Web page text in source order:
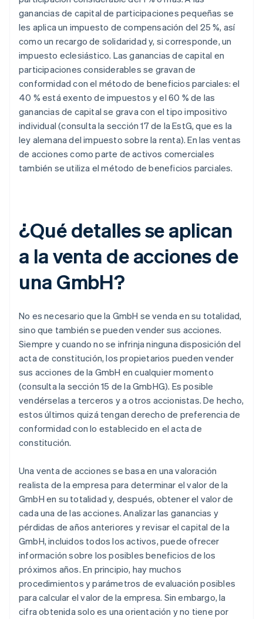
ganancias de capital de participaciones pequeñas se
les aplica un impuesto de compensación del 25 %, así
como un recargo de solidaridad y, si corresponde, un
impuesto eclesiástico. Las ganancias de capital en
participaciones considerables se gravan de
conformidad con el método de beneficios parciales: el
40 % está exento de impuestos y el 60 % de las
ganancias de capital se grava con el tipo impositivo
individual (consulta la sección 17 de la EstG, que es la
ley alemana del impuesto sobre la renta). En las ventas
de acciones como parte de activos comerciales
también se utiliza el método de beneficios parciales.
¿Qué detalles se aplican
a la venta de acciones de
una GmbH?
No es necesario que la GmbH se venda en su totalidad,
sino que también se pueden vender sus acciones.
Siempre y cuando no se infrinja ninguna disposición del
acta de constitución, los propietarios pueden vender
sus acciones de la GmbH en cualquier momento
(consulta la sección 15 de la GmbHG). Es posible
vendérselas a terceros y a otros accionistas. De hecho,
estos últimos quizá tengan derecho de preferencia de
conformidad con lo establecido en el acta de
constitución.
Una venta de acciones se basa en una valoración
realista de la empresa para determinar el valor de la
GmbH en su totalidad y, después, obtener el valor de
cada una de las acciones. Analizar las ganancias y
pérdidas de años anteriores y revisar el capital de la
GmbH, incluidos todos los activos, puede ofrecer
información sobre los posibles beneficios de los
próximos años. En principio, hay muchos
procedimientos y parámetros de evaluación posibles
para calcular el valor de la empresa. Sin embargo, la
cifra obtenida solo es una orientación y no tiene por